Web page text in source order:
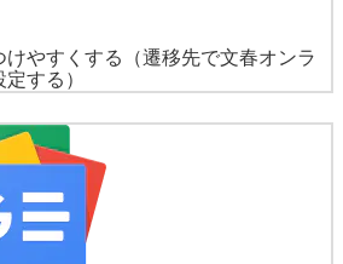
やすくする
（遷移先で文春オンラ
する）